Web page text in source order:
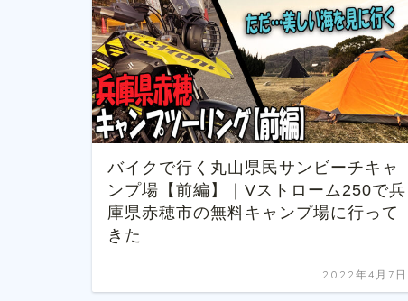
バイクで行く丸山県民サンビーチキャ
ンプ場【前編】｜Vストローム250で兵
庫県赤穂市の無料キャンプ場に行って
きた
2022年4月7日